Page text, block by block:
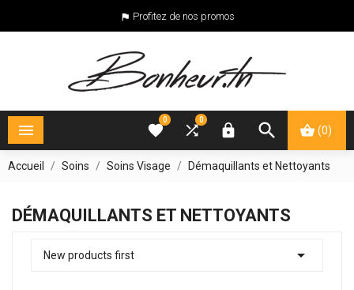
 Profitez de nos promos
 (0)


0

0
Accueil Soins Soins Visage Démaquillants et Nettoyants
DÉMAQUILLANTS ET NETTOYANTS
New products first 